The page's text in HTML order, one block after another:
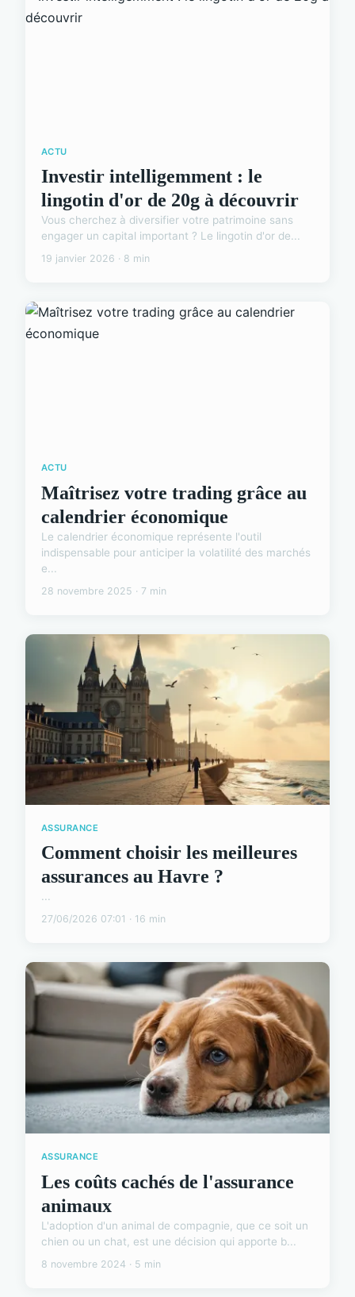
ACTU
Investir intelligemment : le
lingotin d'or de 20g à découvrir
Vous cherchez à diversifier votre patrimoine sans
engager un capital important ? Le lingotin d'or de...
19 janvier 2026 · 8 min
ACTU
Maîtrisez votre trading grâce au
calendrier économique
Le calendrier économique représente l'outil
indispensable pour anticiper la volatilité des marchés
e...
28 novembre 2025 · 7 min
ASSURANCE
Comment choisir les meilleures
assurances au Havre ?
...
27/06/2026 07:01 · 16 min
ASSURANCE
Les coûts cachés de l'assurance
animaux
L'adoption d'un animal de compagnie, que ce soit un
chien ou un chat, est une décision qui apporte b...
8 novembre 2024 · 5 min